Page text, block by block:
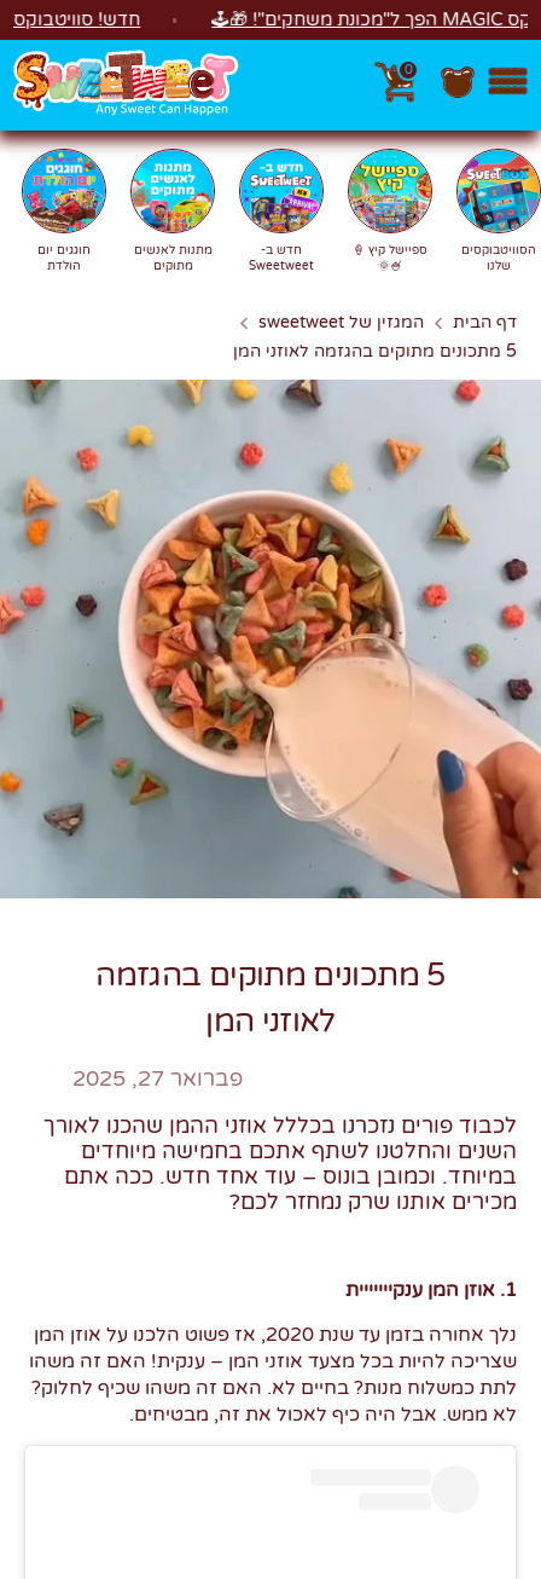
דלג חדש! סוויטבוקס Happy Birthday! המתנה המושלמת לימי הולדת 🎂🍰🎉
0
חפשחיפוש
הסוויטבוקסים
שלנו
ספיישל קיץ 🍦
🍧🌞
חדש ב-
Sweetweet
מתנות לאנשים
מתוקים
חוגגים יום
הולדת
דף הבית
המגזין של sweetweet
5 מתכונים מתוקים בהגזמה לאוזני המן
5 מתכונים מתוקים בהגזמה
לאוזני המן
פברואר 27, 2025
לכבוד פורים נזכרנו בכללל אוזני ההמן שהכנו לאורך
השנים והחלטנו לשתף אתכם בחמישה מיוחדים
במיוחד. וכמובן בונוס – עוד אחד חדש. ככה אתם
מכירים אותנו שרק נמחזר לכם?
1. אוזן המן ענקייייייית
נלך אחורה בזמן עד שנת 2020, אז פשוט הלכנו על אוזן המן
שצריכה להיות בכל מצעד אוזני המן – ענקית! האם זה משהו
לתת כמשלוח מנות? בחיים לא. האם זה משהו שכיף לחלוק?
לא ממש. אבל היה כיף לאכול את זה, מבטיחים.